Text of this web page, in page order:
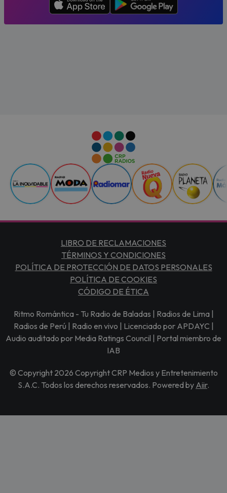
LIBRO DE RECLAMACIONES
TÉRMINOS Y CONDICIONES
POLÍTICA DE PROTECCIÓN DE DATOS PERSONALES
POLÍTICA DE COOKIES
CÓDIGO DE ÉTICA
Ritmo Romántica - Tu Radio de Baladas | Radios de Lima |
Radios de Perú | Radio en vivo | Licenciado por APDAYC |
Audio auditado por Media Ratings Council | Portal miembro de
IAB
© Copyright 2026 Copyright CRP Medios y Entretenimiento
S.A.C. Todos los derechos reservados. Powered by Aiir.